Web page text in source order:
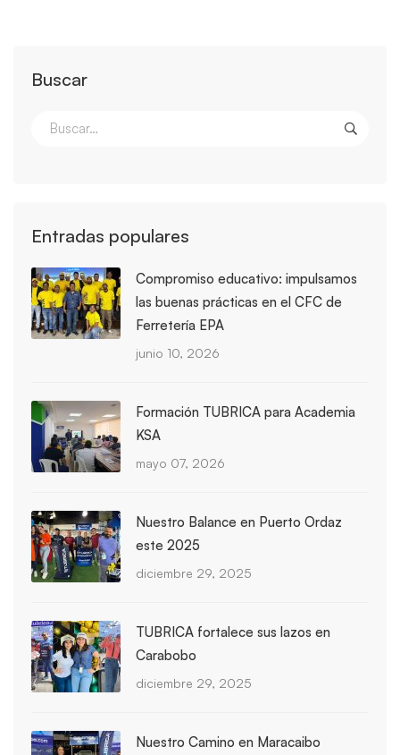
Buscar
Entradas populares
Compromiso educativo: impulsamos
las buenas prácticas en el CFC de
Ferretería EPA
junio 10, 2026
Formación TUBRICA para Academia
KSA
mayo 07, 2026
Nuestro Balance en Puerto Ordaz
este 2025
diciembre 29, 2025
TUBRICA fortalece sus lazos en
Carabobo
diciembre 29, 2025
Nuestro Camino en Maracaibo